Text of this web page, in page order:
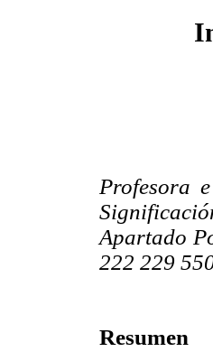
Profesora
Apartado
222 229
Resumen